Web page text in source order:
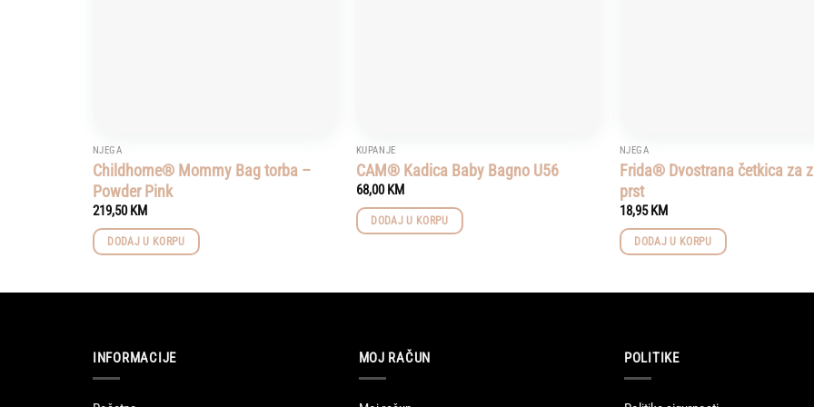
NJEGA
Childhome® Mommy Bag torba –
Powder Pink
219,50KM
DODAJ U KORPU
KUPANJE
CAM® Kadica Baby Bagno U56
68,00KM
DODAJ U KORPU
NJEGA
Frida® Dvostrana četkica za
prst
18,95KM
DODAJ U KORPU
INFORMACIJE MOJ RAČUN POLITIKE